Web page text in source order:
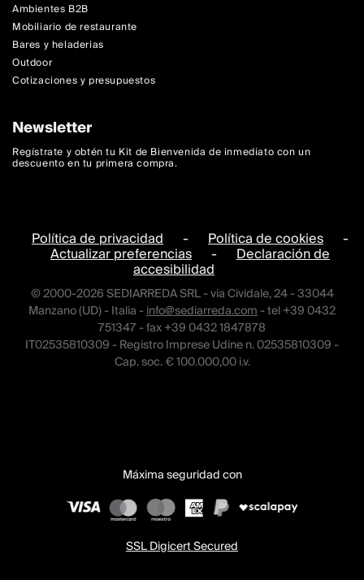
Ambientes B2B
Mobiliario de restaurante
Bares y heladerias
Outdoor
Cotizaciones y presupuestos
Newsletter
Regístrate y obtén tu Kit de Bienvenida de inmediato con un
descuento en tu primera compra.
Política de privacidad - Política de cookies -
Actualizar preferencias - Declaración de
accesibilidad
© 2000-2026 SEDIARREDA SRL - via Cividale, 24 - 33044
Manzano (UD) - Italia -info@sediarreda.com- tel +39 0432
751347 - fax +39 0432 1847878
IT02535810309 - Registro Imprese Udine n. 02535810309 -
Cap. soc. € 100.000,00 i.v.
Máxima seguridad con
SSL Digicert Secured